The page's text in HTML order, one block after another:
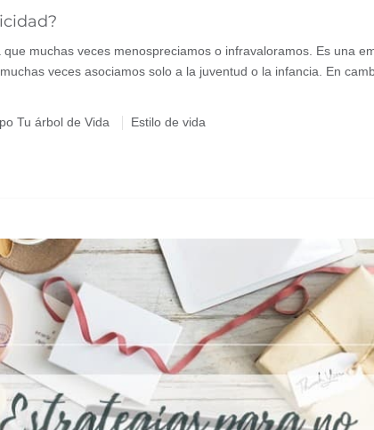
muchas veces menospreciamos o infravaloramos. Es una
veces asociamos solo a la juventud o la infancia. En
Tu árbol de Vida Estilo de vida